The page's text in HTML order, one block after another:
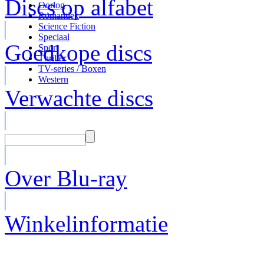
Discs op alfabet
Goedkope discs
Verwachte discs
Over Blu-ray
Winkelinformatie
Oorlog
Romantiek
Science Fiction
Speciaal
Sport
Thriller
TV-series / Boxen
Western